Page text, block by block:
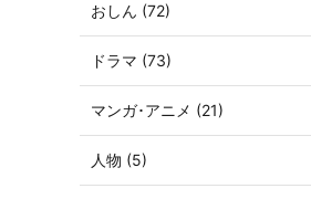
おしん (72)
ドラマ (73)
マンガ･アニメ (21)
人物 (5)